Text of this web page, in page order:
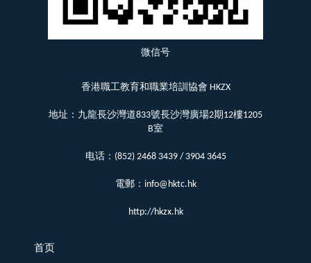
微信号
香港職工教育和職業培訓協會 HKZX
地址：九龍長沙灣道833號長沙灣廣場2期12樓1205
B室
电话：(852) 2468 3439 / 3904 3645
電郵：info@hktc.hk
http://hkzx.hk
首页